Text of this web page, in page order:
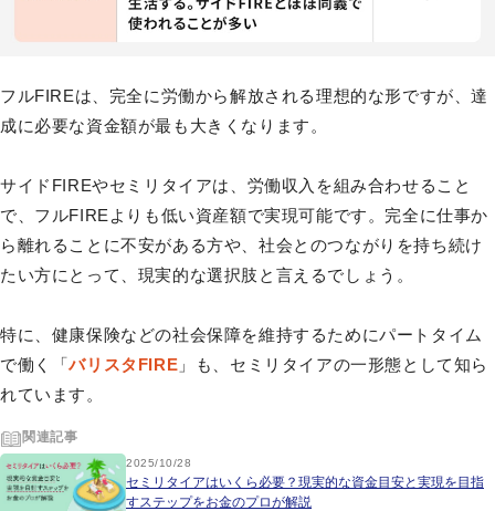
フルFIREは、完全に労働から解放される理想的な形ですが、達
成に必要な資金額が最も大きくなります。
サイドFIREやセミリタイアは、労働収入を組み合わせること
で、フルFIREよりも低い資産額で実現可能です。完全に仕事か
ら離れることに不安がある方や、社会とのつながりを持ち続け
たい方にとって、現実的な選択肢と言えるでしょう。
特に、健康保険などの社会保障を維持するためにパートタイム
で働く「バリスタFIRE 」も、セミリタイアの一形態として知ら
れています。
関連記事
2025/10/28
セミリタイアはいくら必要？現実的な資金目安と実現を目指
すステップをお金のプロが解説